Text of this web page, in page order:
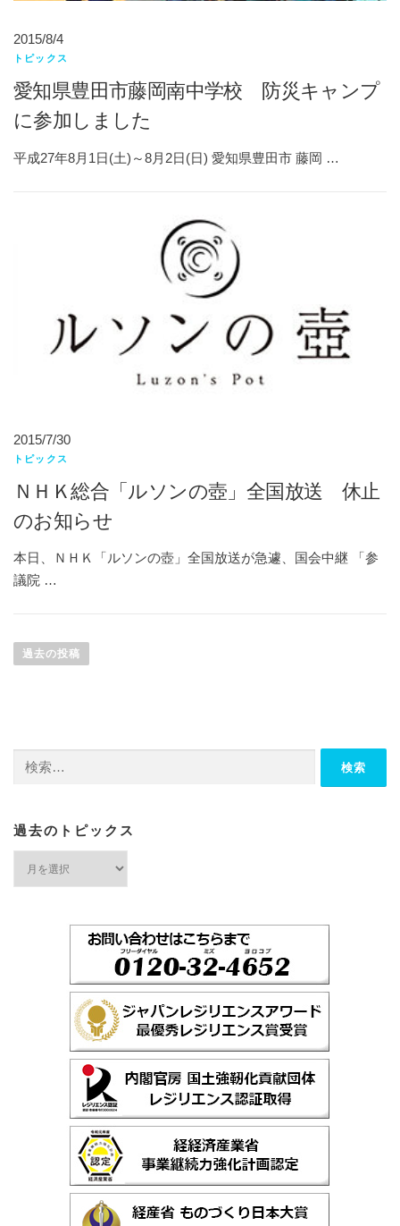
2015/8/4
トピックス
愛知県豊田市藤岡南中学校 防災キャンプ
に参加しました
平成27年8月1日(土)～8月2日(日) 愛知県豊田市 藤岡 …
2015/7/30
トピックス
ＮＨＫ総合「ルソンの壺」全国放送 休止
のお知らせ
本日、ＮＨＫ「ルソンの壺」全国放送が急遽、国会中継 「参
議院 …
稿
ナ
シ
過去の投稿
過去のトピックス